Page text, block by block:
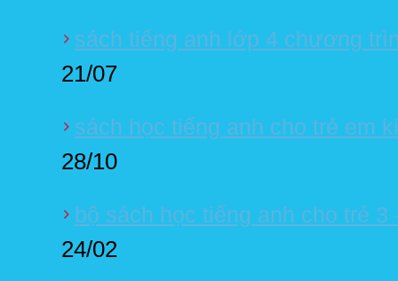
sách tiếng anh lớp 4 chương
21/07
sách học tiếng anh cho trẻ em
28/10
bộ sách học tiếng anh cho trẻ
24/02